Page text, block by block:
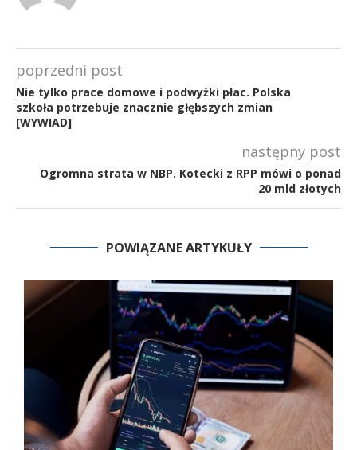
poprzedni post
Nie tylko prace domowe i podwyżki płac. Polska
szkoła potrzebuje znacznie głębszych zmian
[WYWIAD]
następny post
Ogromna strata w NBP. Kotecki z RPP mówi o ponad
20 mld złotych
POWIĄZANE ARTYKUŁY